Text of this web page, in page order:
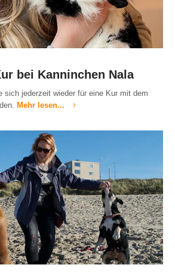
bei Kanninchen Nala
sich jederzeit wieder für eine Kur mit dem
Mehr lesen...